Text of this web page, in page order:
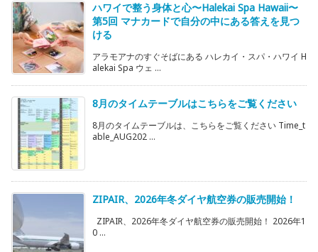
ハワイで整う身体と心〜Halekai Spa Hawaii〜
第5回 マナカードで自分の中にある答えを見つ
ける
アラモアナのすぐそばにある ハレカイ・スパ・ハワイ H
alekai Spa ウェ ...
8月のタイムテーブルはこちらをご覧ください
8月のタイムテーブルは、こちらをご覧ください Time_t
able_AUG202 ...
ZIPAIR、2026年冬ダイヤ航空券の販売開始！
ZIPAIR、2026年冬ダイヤ航空券の販売開始！ 2026年1
0 ...